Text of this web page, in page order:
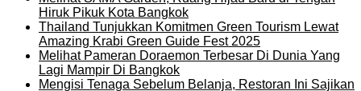
Hiruk Pikuk Kota Bangkok
Thailand Tunjukkan Komitmen Green Tourism Lewat
Amazing Krabi Green Guide Fest 2025
Melihat Pameran Doraemon Terbesar Di Dunia Yang
Lagi Mampir Di Bangkok
Mengisi Tenaga Sebelum Belanja, Restoran Ini Sajikan